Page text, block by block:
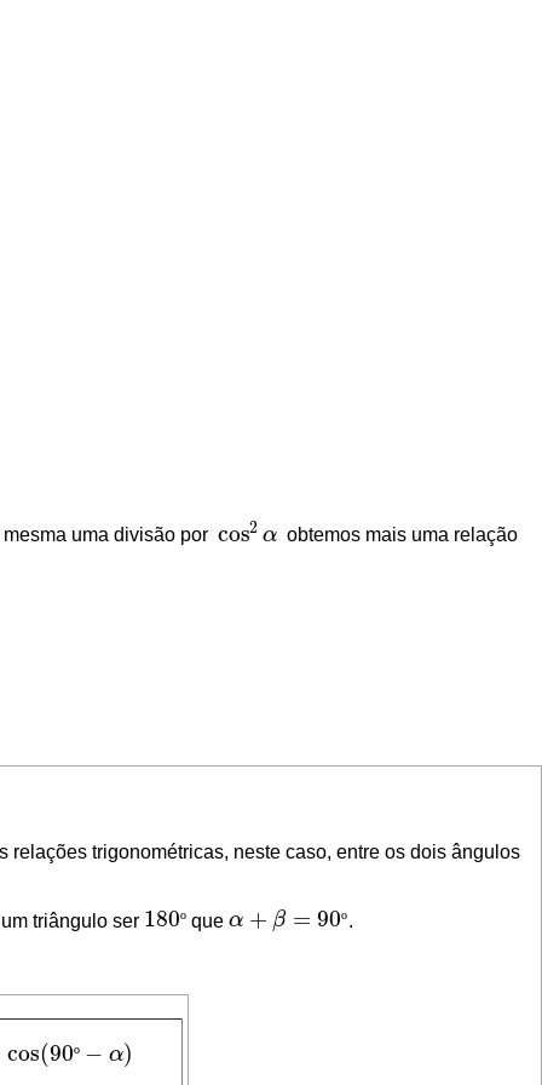
uma divisão por cos2 α
cos2α
obtemos mais uma relação
relações trigonométricas, neste caso, entre os doisângulos
triângulo ser 180º
180º queα + β = 90º
α+β= 90º
cos(90º − α)
cos(90º− α)